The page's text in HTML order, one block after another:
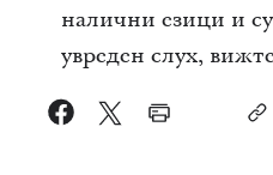
налични езици и
увреден слух, вижте